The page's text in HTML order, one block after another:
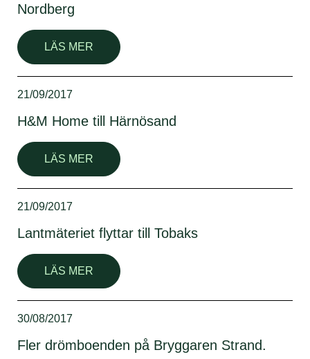
Nordberg
LÄS MER
21/09/2017
H&M Home till Härnösand
LÄS MER
21/09/2017
Lantmäteriet flyttar till Tobaks
LÄS MER
30/08/2017
Fler drömboenden på Bryggaren Strand.